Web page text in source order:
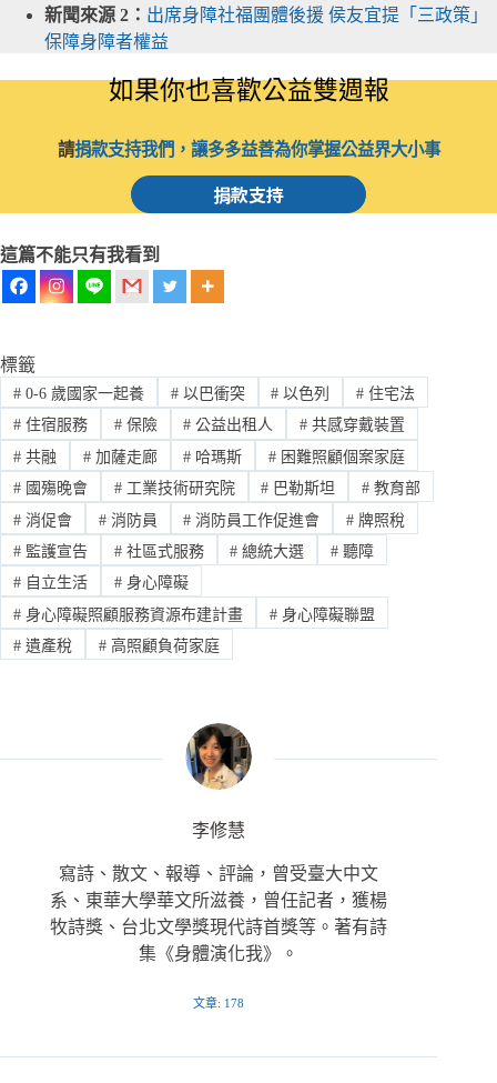
新聞來源 2： 出席身障社福團體後援 侯友宜提「三政策」
保障身障者權益
如果你也喜歡公益雙週報
請捐款支持我們，讓多多益善為你掌握公益界大小事
捐款支持
這篇不能只有我看到
標籤
#0-6 歲國家一起養 #以巴衝突 # 以色列 # 住宅法
#住宿服務 #保險 # 公益出租人 # 共感穿戴裝置
#共融 #加薩走廊 # 哈瑪斯 # 困難照顧個案家庭
#國殤晚會 #工業技術研究院 # 巴勒斯坦 # 教育部
#消促會 #消防員 # 消防員工作促進會 # 牌照稅
#監護宣告 #社區式服務 # 總統大選 # 聽障
#自立生活 #身心障礙
#身心障礙照顧服務資源布建計畫 #身心障礙聯盟
#遺產稅 #高照顧負荷家庭
李修慧
寫詩、散文、報導、評論，曾受臺大中文
系、東華大學華文所滋養，曾任記者，獲楊
牧詩獎、台北文學獎現代詩首獎等。著有詩
集《身體演化我》。
文章: 178